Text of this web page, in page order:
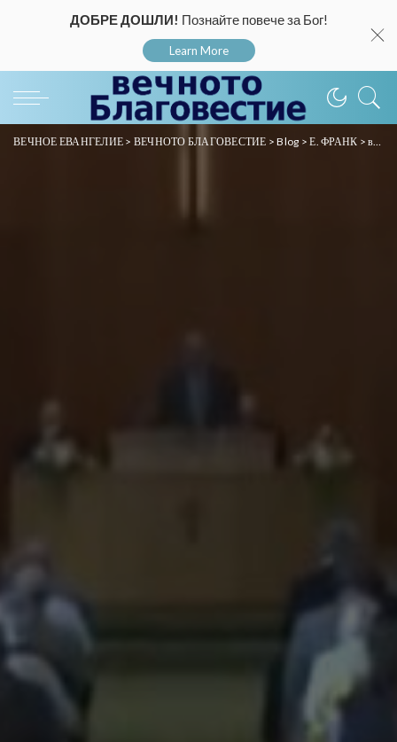
ДОБРЕ ДОШЛИ! Познайте повече за Бог!
Learn More
ВЕЧНОЕ ЕВАНГЕЛИЕ > ВЕЧНОТО БЛАГОВЕСТИЕ >Blog >Е. ФРАНК >видео